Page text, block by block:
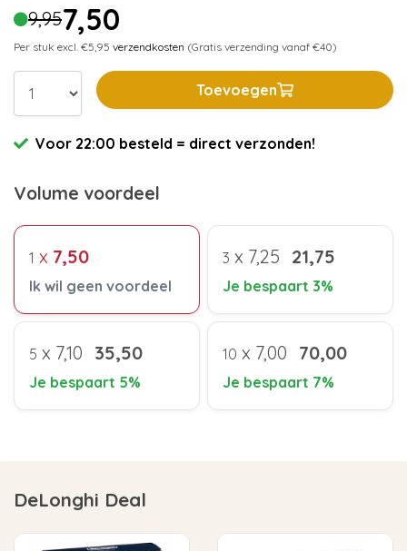
9,957,50
Per stuk excl. €5,95 verzendkosten (Gratis verzending vanaf €40)
Toevoegen
Voor 22:00 besteld = direct verzonden!
Volume voordeel
1 x 7,50
Ik wil geen voordeel
3 x 7,25 21,75
Je bespaart 3%
5 x 7,10 35,50
Je bespaart 5%
10 x 7,00 70,00
Je bespaart 7%
DeLonghi Deal